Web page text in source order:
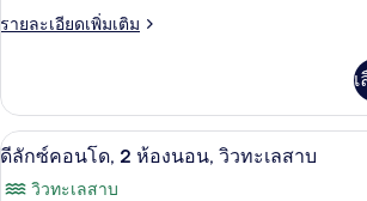
ห้อง
(Terrace
Level
#1201B)
รายละเอียดเพิ่มเติม
ราย
เกี่ยว
กับ
คอน
เปิด
ภาพถ่าย
2
ดีลักซ์คอนโด, 2 ห้องนอน, วิวทะเลสาบ
วิวทะเลสาบ